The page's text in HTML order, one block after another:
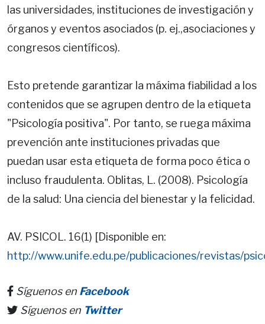
las universidades, instituciones de investigación y
órganos y eventos asociados (p. ej.,asociaciones y
congresos científicos).
Esto pretende garantizar la máxima fiabilidad a los
contenidos que se agrupen dentro de la etiqueta
"Psicología positiva". Por tanto, se ruega máxima
prevención ante instituciones privadas que
puedan usar esta etiqueta de forma poco ética o
incluso fraudulenta. Oblitas, L. (2008). Psicología
de la salud: Una ciencia del bienestar y la felicidad.
AV. PSICOL. 16(1) [Disponible en:
http://www.unife.edu.pe/publicaciones/revistas/
Síguenos en Facebook
Síguenos en Twitter